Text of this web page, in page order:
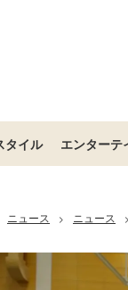
タイル エンターテ
ニュース > ニュース >